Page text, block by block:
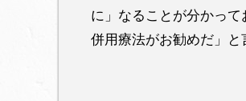
に」なることが分かっ
併用療法がお勧めだ」と